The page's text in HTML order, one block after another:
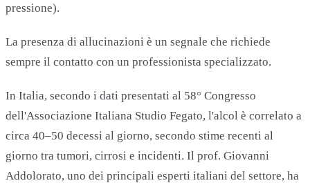
pressione).
La presenza di allucinazioni è un segnale che richiede
sempre il contatto con un professionista specializzato.
In Italia, secondo i dati presentati al 58° Congresso
dell'Associazione Italiana Studio Fegato, l'alcol è correlato a
circa 40–50 decessi al giorno, secondo stime recenti al
giorno tra tumori, cirrosi e incidenti. Il prof. Giovanni
Addolorato, uno dei principali esperti italiani del settore, ha